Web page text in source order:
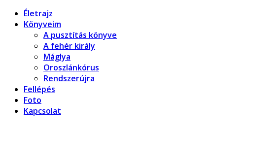
Életrajz
Könyveim
A pusztítás könyve
A fehér király
Máglya
Oroszlánkórus
Rendszerújra
Fellépés
Foto
Kapcsolat